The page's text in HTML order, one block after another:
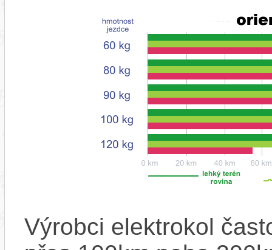
Výrobci elektrokol